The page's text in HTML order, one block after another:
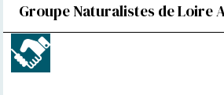
Groupe Naturalistes de Loire